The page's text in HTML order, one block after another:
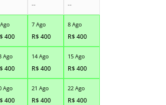
-- --
400
7 Ago
R$400
8 Ago
R$400
Ago
400
14 Ago
R$400
15 Ago
R$400
Ago
400
21 Ago
R$400
22 Ago
R$400